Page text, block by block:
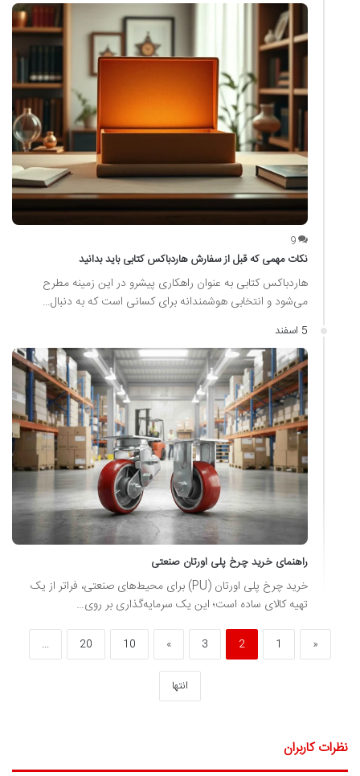
9
نکات مهمی که قبل از سفارش هاردباکس کتابی باید بدانید
هاردباکس کتابی به عنوان راهکاری پیشرو در این زمینه مطرح
می‌شود و انتخابی هوشمندانه برای کسانی است که به دنبال…
5 اسفند
راهنمای خرید چرخ پلی اورتان صنعتی
خرید چرخ پلی اورتان (PU) برای محیط‌های صنعتی، فراتر از یک
تهیه کالای ساده است؛ این یک سرمایه‌گذاری بر روی…
«
1
2
3
»
10
20
...
انتها
نظرات کاربران